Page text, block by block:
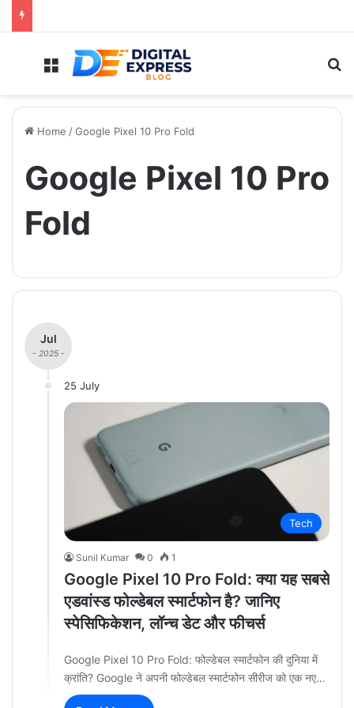
Menu
Home /Google Pixel 10 Pro Fold
Google Pixel 10 Pro
Fold
Jul
- 2025 -
25 July
Tech
Sunil Kumar 0 1
Google Pixel 10 Pro Fold: क्या यह सबसे
एडवांस्ड फोल्डेबल स्मार्टफोन है? जानिए
स्पेसिफिकेशन, लॉन्च डेट और फीचर्स
Google Pixel 10 Pro Fold: फोल्डेबल स्मार्टफोन की दुनिया में
क्रांति? Google ने अपनी फोल्डेबल स्मार्टफोन सीरीज को एक नए…